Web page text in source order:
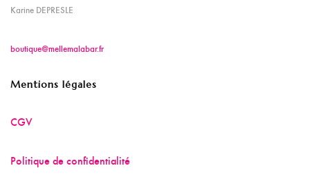
Karine DEPRESLE
boutique@mellemalabar.fr
Mentions légales
CGV
Politique de confidentialité